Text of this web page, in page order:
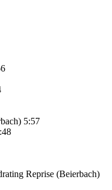
5:57
Reprise (Beierbach)